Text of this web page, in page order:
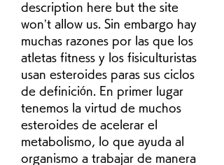
description here but the site
won’t allow us. Sin embargo hay
muchas razones por las que los
atletas fitness y los fisiculturistas
usan esteroides paras sus ciclos
de definición. En primer lugar
tenemos la virtud de muchos
esteroides de acelerar el
metabolismo, lo que ayuda al
organismo a trabajar de manera